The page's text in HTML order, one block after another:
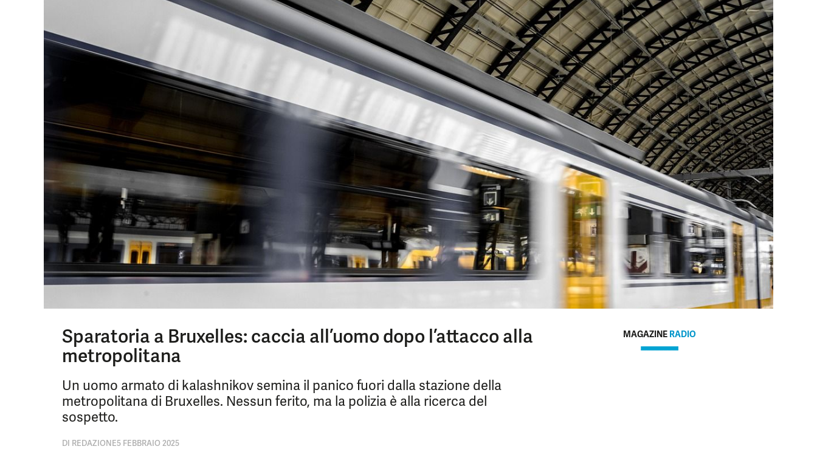
Sparatoria a Bruxelles: caccia all’uomo dopo l’attacco alla
metropolitana
Un uomo armato di kalashnikov semina il panico fuori dalla stazione della
metropolitana di Bruxelles. Nessun ferito, ma la polizia è alla ricerca del
sospetto.
DI REDAZIONE5 FEBBRAIO 2025
MAGAZINE RADIO